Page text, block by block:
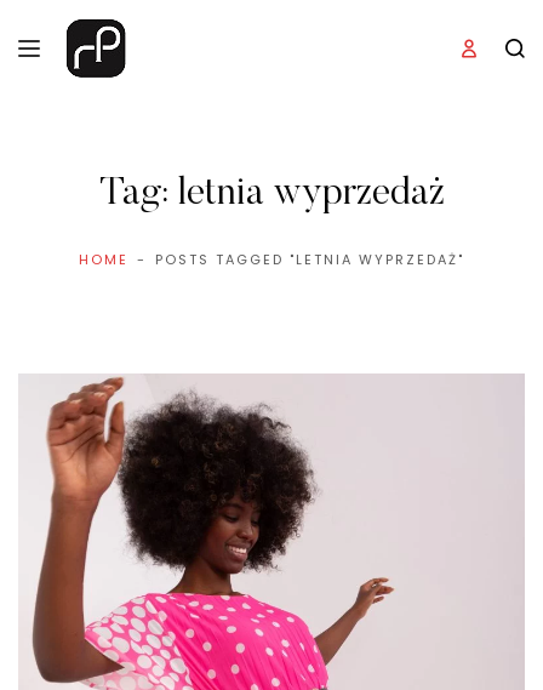
Tag: letnia wyprzedaż
HOME POSTS TAGGED "LETNIA WYPRZEDAŻ"